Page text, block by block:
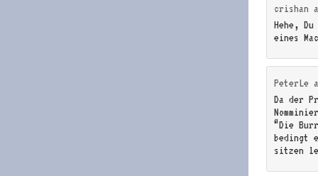
crishan
Hehe,
eines
PeterLe
Da der
“Die
bedingt
sitzen